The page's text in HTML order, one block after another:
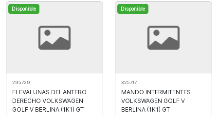
Disponible
295729
ELEVALUNAS DELANTERO
DERECHO VOLKSWAGEN
GOLF V BERLINA (1K1) GT
Disponible
325717
MANDO INTERMITENTES
VOLKSWAGEN GOLF V
BERLINA (1K1) GT